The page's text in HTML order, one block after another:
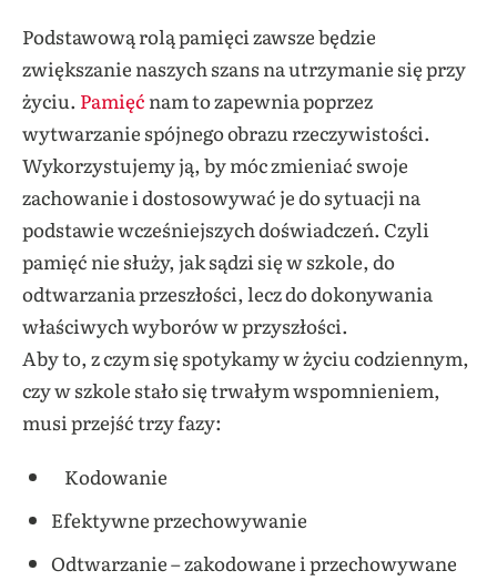
Podstawową rolą pamięci zawsze będzie
zwiększanie naszych szans na utrzymanie się przy
życiu. Pamięć nam to zapewnia poprzez
wytwarzanie spójnego obrazu rzeczywistości.
Wykorzystujemy ją, by móc zmieniać swoje
zachowanie i dostosowywać je do sytuacji na
podstawie wcześniejszych doświadczeń. Czyli
pamięć nie służy, jak sądzi się w szkole, do
odtwarzania przeszłości, lecz do dokonywania
właściwych wyborów w przyszłości.
Aby to, z czym się spotykamy w życiu codziennym,
czy w szkole stało się trwałym wspomnieniem,
musi przejść trzy fazy:
Kodowanie
Efektywne przechowywanie
Odtwarzanie – zakodowane i przechowywane